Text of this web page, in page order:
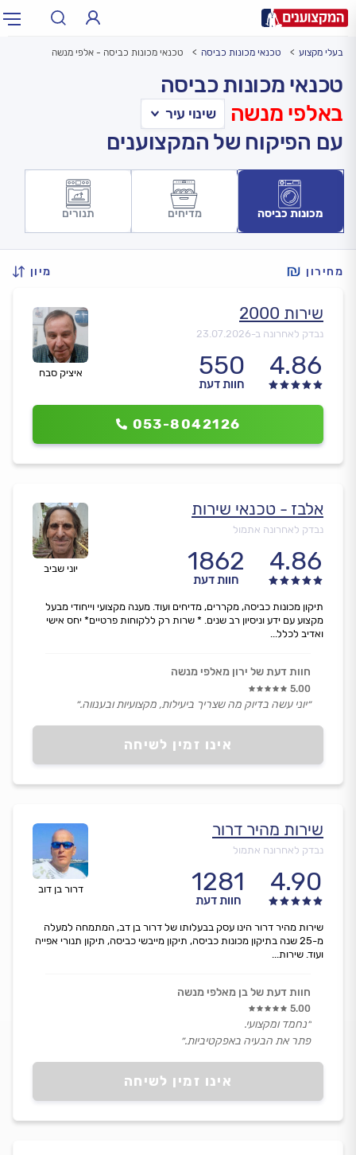
עיר: תל אביב, חיפה…
בעלי מקצוע טכנאי מכונות כביסה טכנאי מכונות כביסה - אלפי מנשה
טכנאי מכונות כביסה
באלפי מנשה
עם הפיקוח של המקצוענים
מכונות כביסה מדיחים תנורים
מחירון מיון
איציק סבח
שירות 2000
נבדק לאחרונה ב-23.07.2026
4.86
550
חוות דעת
053-8042126
יוני שביב
אלבז - טכנאי שירות
נבדק לאחרונה אתמול
4.86
1862
חוות דעת
אינו זמין לשיחה
תיקון מכונות כביסה, מקררים, מדיחים ועוד. מענה מקצועי וייחודי מבעל
מקצוע עם ידע וניסיון רב שנים. * שרות רק ללקוחות פרטיים* יחס אישי
ואדיב לכלל...
חוות דעת של ירון מאלפי מנשה
5.00
״יוני עשה בדיוק מה שצריך ביעילות, מקצועיות ובענווה.״
דרור בן דוב
שירות מהיר דרור
נבדק לאחרונה אתמול
4.90
1281
חוות דעת
אינו זמין לשיחה
שירות מהיר דרור הינו עסק בבעלותו של דרור בן דב, המתמחה למעלה
מ-25 שנה בתיקון מכונות כביסה, תיקון מייבשי כביסה, תיקון תנורי אפייה
ועוד. שירות...
חוות דעת של בן מאלפי מנשה
5.00
״נחמד ומקצועי.
פתר את הבעיה באפקטיביות.״